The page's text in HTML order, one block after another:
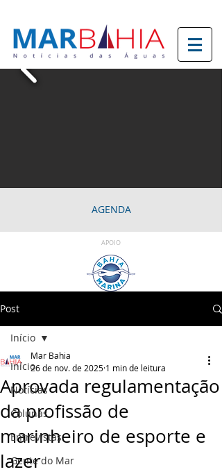
AGENDA
APOIO
Post
Início
Notícias
Colunas
Entrevistas
Gente do Mar
Início
Aprovada regulamentação
da profissão de
marinheiro de esporte e
lazer
Mar Bahia
26 de nov. de 2025 1 min de leitura